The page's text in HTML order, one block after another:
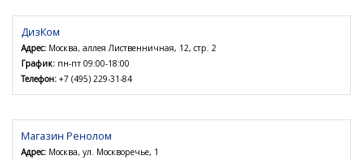
ДизКом
Адрес: Москва, аллея Лиственничная, 12, стр. 2
График: пн-пт 09:00-18:00
Телефон: +7 (495) 229-31-84
Магазин Ренолом
Адрес: Москва, ул. Москворечье, 1